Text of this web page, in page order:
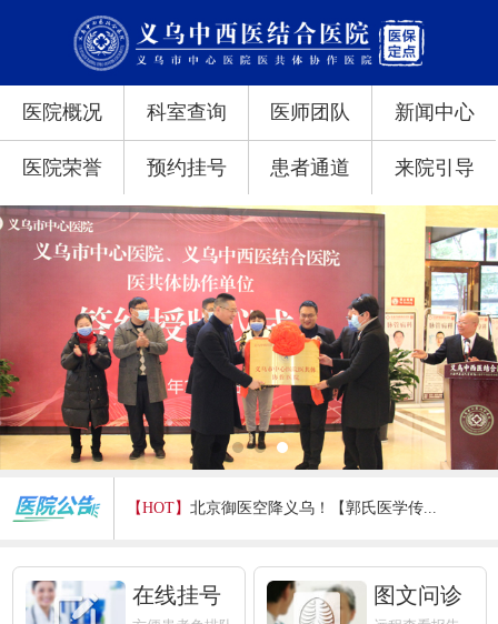
医院概况 科室查询 医师团队 新闻中心
医院荣誉 预约挂号 患者通道 来院引导
【HOT】它来了！不打针不吃药，我院推出...
5.12护士节｜致敬白衣天使，守护...
在线挂号 图文问诊